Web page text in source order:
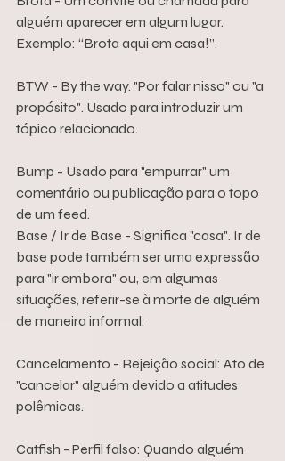
alguém aparecer em algum lugar.
Exemplo: “Brota aqui em casa!”.
BTW - By the way. "Por falar nisso" ou "a
propósito". Usado para introduzir um
tópico relacionado.
Bump - Usado para "empurrar" um
comentário ou publicação para o topo
de um feed.
Base / Ir de Base - Significa "casa". Ir de
base pode também ser uma expressão
para "ir embora" ou, em algumas
situações, referir-se à morte de alguém
de maneira informal.
Cancelamento - Rejeição social: Ato de
"cancelar" alguém devido a atitudes
polêmicas.
Catfish - Perfil falso: Quando alguém